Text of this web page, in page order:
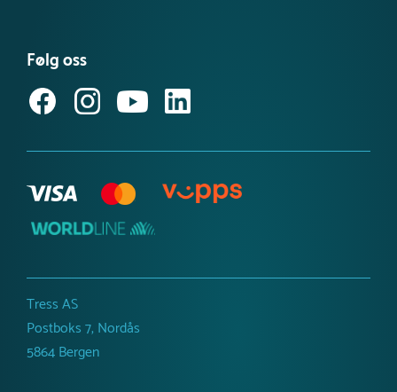
Referanseprosjekt
Inspirasjon og guider
Produktnyheter
Følg oss
Tress AS
Postboks 7, Nordås
5864 Bergen